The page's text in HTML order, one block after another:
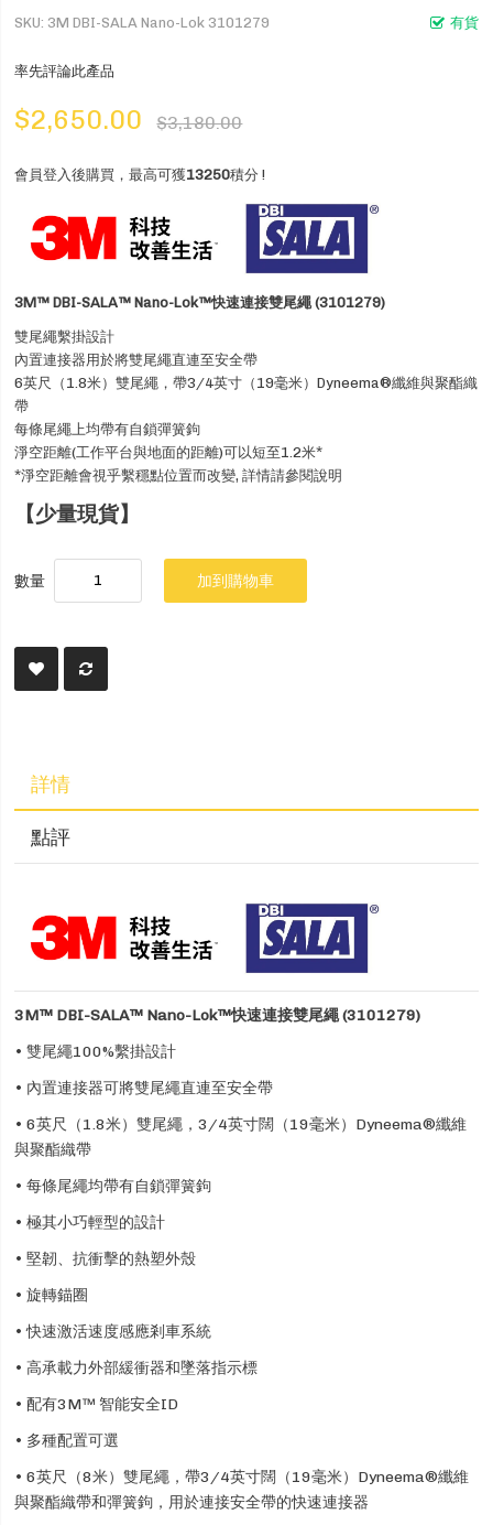
有貨
SKU 3M DBI-SALA Nano-Lok 3101279
率先評論此產品
$2,650.00 $3,180.00
會員登入後購買，最高可獲13250積分 !
3M™ DBI-SALA™ Nano-Lok™快速連接雙尾繩 (3101279)
雙尾繩繫掛設計
內置連接器用於將雙尾繩直連至安全帶
6英尺（1.8米）雙尾繩，帶3/4英寸（19毫米）Dyneema®纖維與聚酯織
帶
每條尾繩上均帶有自鎖彈簧鉤
淨空距離(工作平台與地面的距離)可以短至1.2米*
*淨空距離會視乎繫穩點位置而改變, 詳情請參閱說明
【少量現貨】
數量 加到購物車
詳情
點評
3M™ DBI-SALA™ Nano-Lok™快速連接雙尾繩 (3101279)
• 雙尾繩100%繫掛設計
• 內置連接器可將雙尾繩直連至安全帶
• 6英尺（1.8米）雙尾繩，3/4英寸闊（19毫米）Dyneema®纖維
與聚酯織帶
• 每條尾繩均帶有自鎖彈簧鉤
• 極其小巧輕型的設計
• 堅韌、抗衝擊的熱塑外殼
• 旋轉錨圈
• 快速激活速度感應剎車系統
• 高承載力外部緩衝器和墜落指示標
• 配有3M™ 智能安全ID
• 多種配置可選
• 6英尺（8米）雙尾繩，帶3/4英寸闊（19毫米）Dyneema®纖維
與聚酯織帶和彈簧鉤，用於連接安全帶的快速連接器